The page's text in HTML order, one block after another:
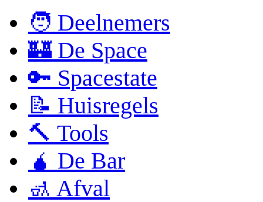
🧑 Deelnemers
🏰 De Space
🔑 Spacestate
📝 Huisregels
🔨 Tools
🧉 De Bar
🚮 Afval